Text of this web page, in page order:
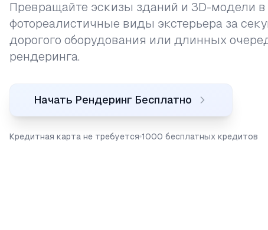
Превращайте эскизы зданий и 3D-модели
фотореалистичные виды экстерьера за
дорогого оборудования или длинных
рендеринга.
Начать Рендеринг Бесплатно
Кредитная карта не требуется 1000 бесплатных кредитов